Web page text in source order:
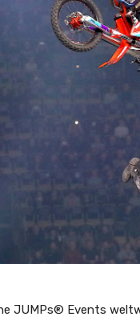
JUMPs® Events